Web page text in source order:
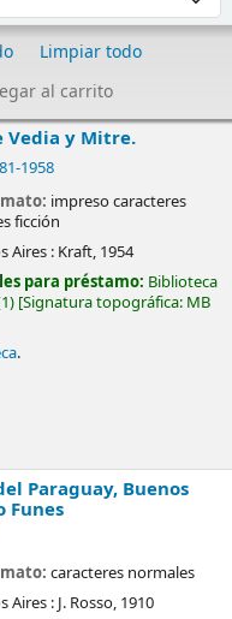
Limpiar todo
al carrito
Vedia y Mitre.
1958
impreso caracteres
ficción
Aires : Kraft, 1954
para préstamo: Biblioteca
Signatura topográfica: MB
.
Paraguay, Buenos
Funes
caracteres normales
Aires : J. Rosso, 1910